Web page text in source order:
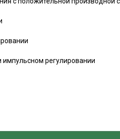
регулировании